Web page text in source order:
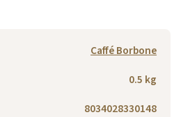
Caffé Borbone
0.5 kg
8034028330148